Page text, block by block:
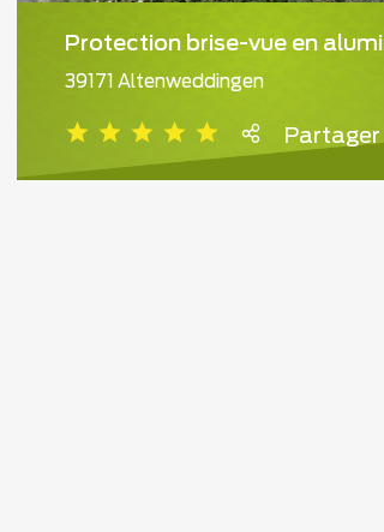
Protection brise-vue en
39171 Altenweddingen
Partager